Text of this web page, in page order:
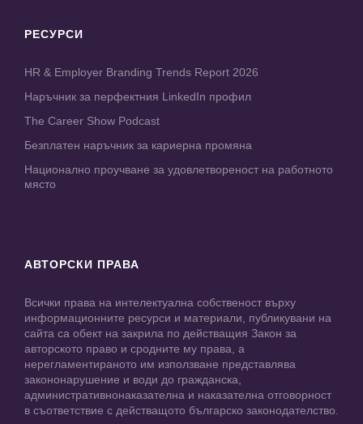
РЕСУРСИ
HR & Employer Branding Trends Report 2026
Наръчник за перфектния LinkedIn профил
The Career Show Podcast
Безплатен наръчник за кариерна промяна
Национално проучване за удовлетвореност на работното
място
АВТОРСКИ ПРАВА
Всички права на интелектуална собственост върху
информационните ресурси и материали, публикувани на
сайта са обект на закрила по действащия Закон за
авторското право и сродните му права, а
нерегламентираното им използване представлява
закононарушение и води до гражданска,
административнонаказателна и наказателна отговорност
в съответствие с действащото българско законодателство.